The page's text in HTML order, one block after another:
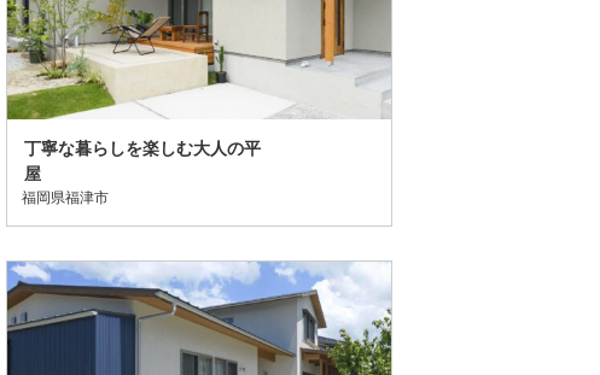
丁寧な暮らしを楽しむ大人の平
屋
福岡県福津市